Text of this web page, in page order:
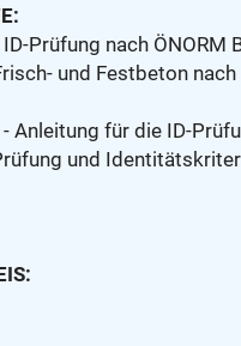
Prüfung nach ÖNORM
und Festbeton
Anleitung für die ID-
und